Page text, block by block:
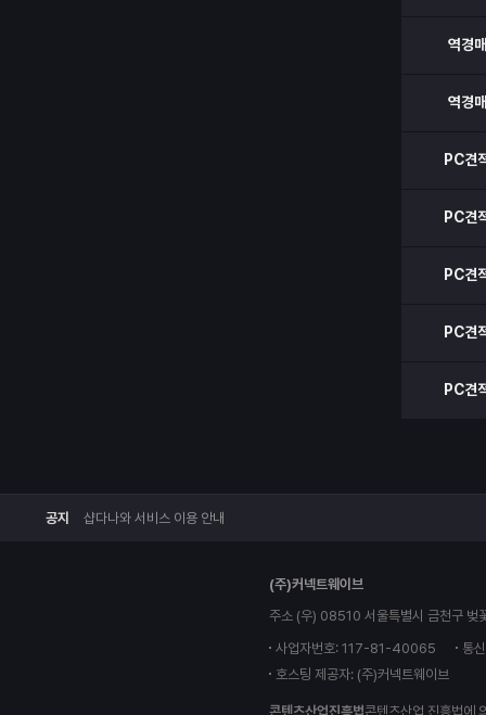
역경매
역경매
PC견
PC견
PC견
PC견
PC견
공지 샵다나와 서비스 이용 안내
(주)커넥트웨이브
주소 (우) 08510 서울특별시 금천구
사업자번호: 117-81-40065
통
호스팅 제공자: (주)커넥트웨이브
콘텐츠산업진흥법콘텐츠산업 진흥법에